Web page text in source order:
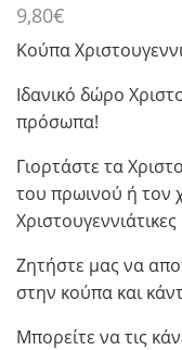
9,80€
Κούπα
Ιδανικό δώρο
πρόσωπα!
Γιορτάστε τα
του πρωινού ή τον
Ζητήστε μας να
στην κούπα και
Μπορείτε να τις